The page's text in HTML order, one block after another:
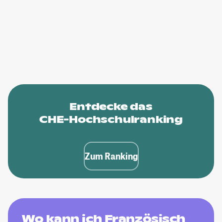
Entdecke das
CHE-Hochschulranking
Zum Ranking
Wo kann ich Französisch